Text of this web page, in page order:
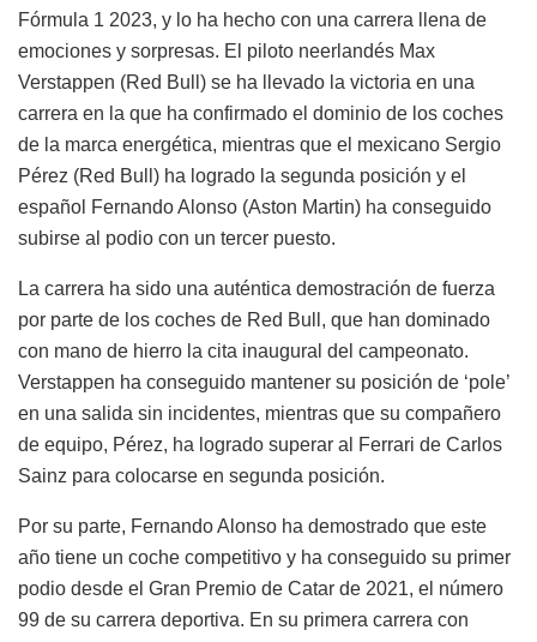
Fórmula 1 2023, y lo ha hecho con una carrera llena de
emociones y sorpresas. El piloto neerlandés Max
Verstappen (Red Bull) se ha llevado la victoria en una
carrera en la que ha confirmado el dominio de los coches
de la marca energética, mientras que el mexicano Sergio
Pérez (Red Bull) ha logrado la segunda posición y el
español Fernando Alonso (Aston Martin) ha conseguido
subirse al podio con un tercer puesto.
La carrera ha sido una auténtica demostración de fuerza
por parte de los coches de Red Bull, que han dominado
con mano de hierro la cita inaugural del campeonato.
Verstappen ha conseguido mantener su posición de ‘pole’
en una salida sin incidentes, mientras que su compañero
de equipo, Pérez, ha logrado superar al Ferrari de Carlos
Sainz para colocarse en segunda posición.
Por su parte, Fernando Alonso ha demostrado que este
año tiene un coche competitivo y ha conseguido su primer
podio desde el Gran Premio de Catar de 2021, el número
99 de su carrera deportiva. En su primera carrera con